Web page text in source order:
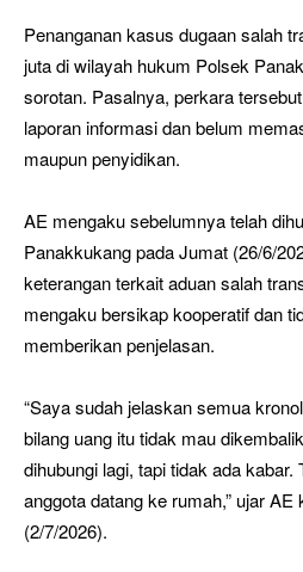
Penanganan kasus dugaan salah
juta di wilayah hukum Polsek
sorotan. Pasalnya, perkara
laporan informasi dan belum
maupun penyidikan.
AE mengaku sebelumnya telah
Panakkukang pada Jumat (26/6/
keterangan terkait aduan salah
mengaku bersikap kooperatif dan
memberikan penjelasan.
“Saya sudah jelaskan semua
bilang uang itu tidak mau
dihubungi lagi, tapi tidak ada kabar.
anggota datang ke rumah,” ujar
(2/7/2026).